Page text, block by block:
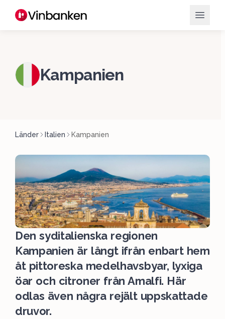
Kampanien
Länder Italien Kampanien
Den syditalienska regionen
Kampanien är långt ifrån enbart hem
åt pittoreska medelhavsbyar, lyxiga
öar och citroner från Amalfi. Här
odlas även några rejält uppskattade
druvor.